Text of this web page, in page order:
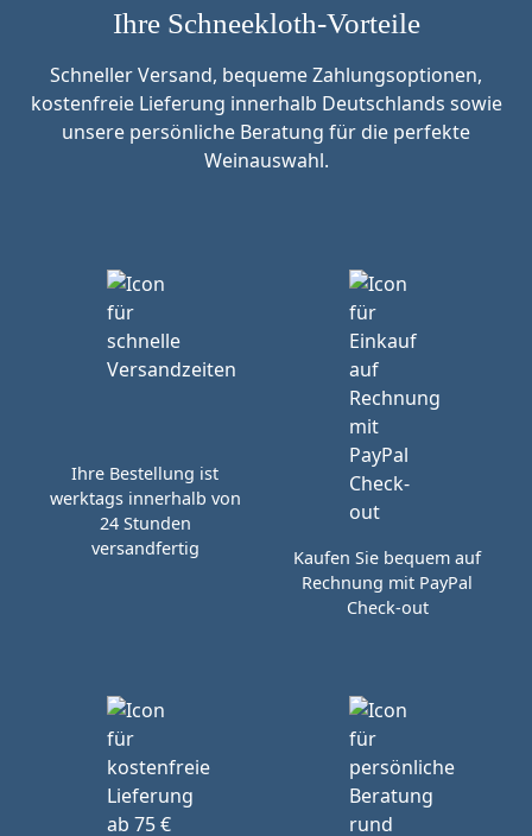
Ihre Schneekloth-Vorteile
Schneller Versand, bequeme Zahlungsoptionen,
kostenfreie Lieferung innerhalb Deutschlands sowie
unsere persönliche Beratung für die perfekte
Weinauswahl.
Ihre Bestellung ist
werktags innerhalb von
24 Stunden
versandfertig
Kaufen Sie bequem auf
Rechnung mit PayPal
Check-out